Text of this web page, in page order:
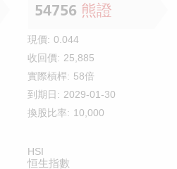
54756 熊證
現價: 0.044
收回價: 25,885
實際槓桿: 58倍
到期日: 2029-01-30
換股比率: 10,000
HSI
恒生指數